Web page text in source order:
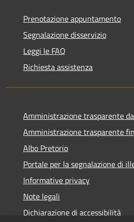
Prenotazione appuntamento
Segnalazione disservizio
Leggi le FAQ
Richiesta assistenza
Amministrazione trasparente
Amministrazione trasparente
Albo Pretorio
Portale per la segnalazione di
Informative privacy
Note legali
Dichiarazione di accessibilità